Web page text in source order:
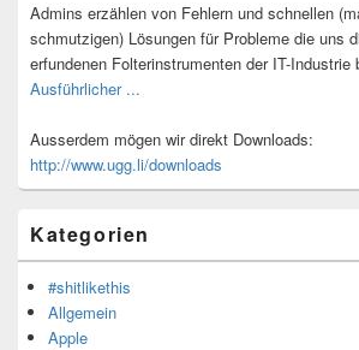
Admins erzählen von Fehlern und schnellen
schmutzigen) Lösungen für Probleme die uns
erfundenen Folterinstrumenten der IT-Industrie
Ausführlicher ...
Ausserdem mögen wir direkt Downloads:
http://www.ugg.li/downloads
Kategorien
#shitlikethis
Allgemein
Apple